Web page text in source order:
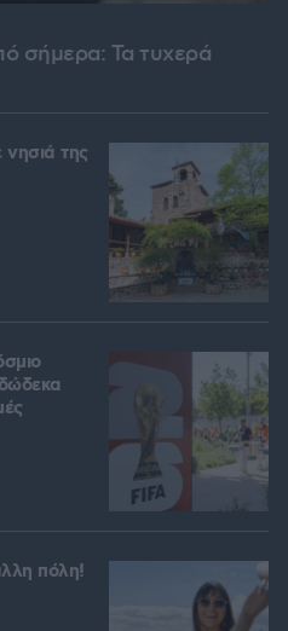
σήμερα: Τα τυχερά
νησιά της
πόλη!